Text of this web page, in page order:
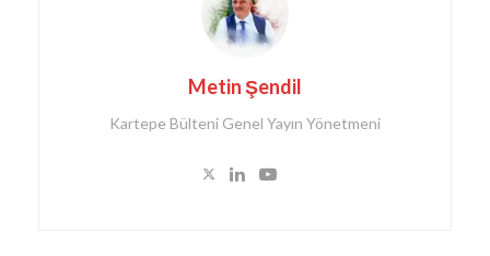
Metin Şendil
Kartepe Bülteni Genel Yayın Yönetmeni